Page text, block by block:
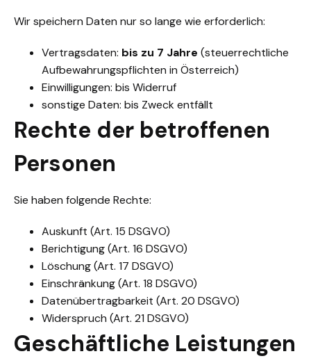
Wir speichern Daten nur so lange wie erforderlich:
Vertragsdaten: bis zu 7 Jahre (steuerrechtliche
Aufbewahrungspflichten in Österreich)
Einwilligungen: bis Widerruf
sonstige Daten: bis Zweck entfällt
Rechte der betroffenen
Personen
Sie haben folgende Rechte:
Auskunft (Art. 15 DSGVO)
Berichtigung (Art. 16 DSGVO)
Löschung (Art. 17 DSGVO)
Einschränkung (Art. 18 DSGVO)
Datenübertragbarkeit (Art. 20 DSGVO)
Widerspruch (Art. 21 DSGVO)
Geschäftliche Leistungen